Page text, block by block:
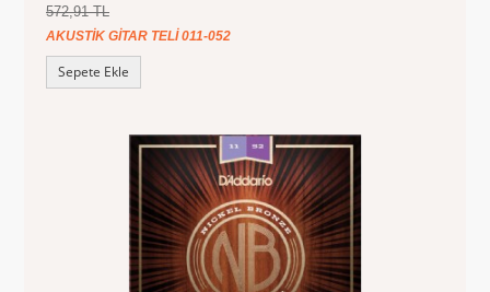
572,91 TL
AKUSTIK GITAR TELI 011-052
Sepete Ekle